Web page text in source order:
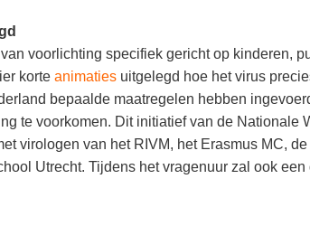
voorlichting specifiek gericht op kinderen,
korte animaties uitgelegd hoe het virus
bepaalde maatregelen hebben
te voorkomen. Dit initiatief van de Nationale
virologen van het RIVM, het Erasmus MC,
Utrecht. Tijdens het vragenuur zal ook